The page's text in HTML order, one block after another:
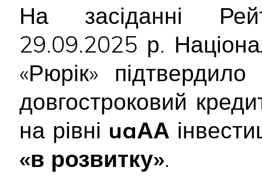
На засіданні
29.09.2025 р.
«Рюрік»
довгостроковий
на рівні uaАА
«в розвитку».